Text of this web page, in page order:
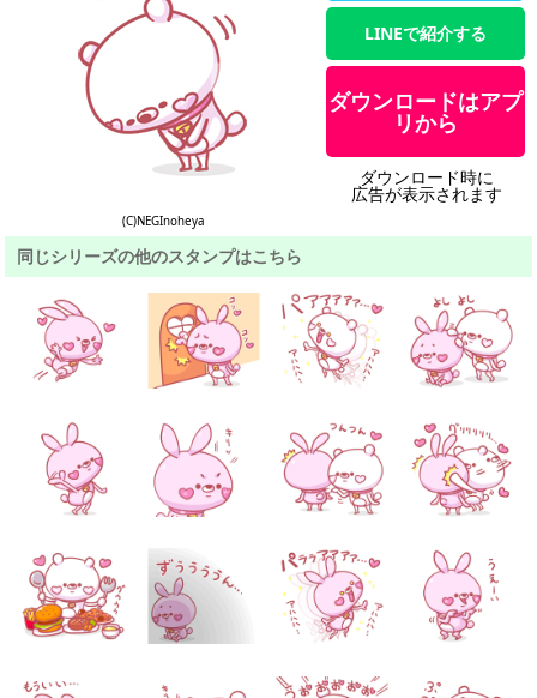
(C)NEGInoheya
LINEで紹介する
ダウンロードはアプ
リから
ダウンロード時に
広告が表示されます
同じシリーズの他のスタンプはこちら